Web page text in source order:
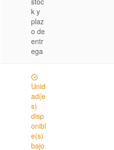
k y
plaz
o de
entr
ega
Unid
ad(e
s)
disp
onibl
e(s)
bajo